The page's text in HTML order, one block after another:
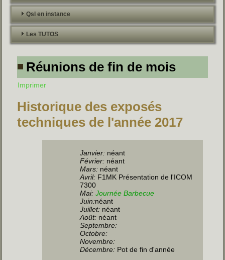
Qsl en instance
Les TUTOS
Réunions de fin de mois
Imprimer
Historique des exposés
techniques de l'année 2017
Janvier: néant
Février: néant
Mars: néant
Avril: F1MK Présentation de l'ICOM
7300
Mai: Journée Barbecue
Juin:néant
Juillet: néant
Août: néant
Septembre:
Octobre:
Novembre:
Décembre: Pot de fin d'année